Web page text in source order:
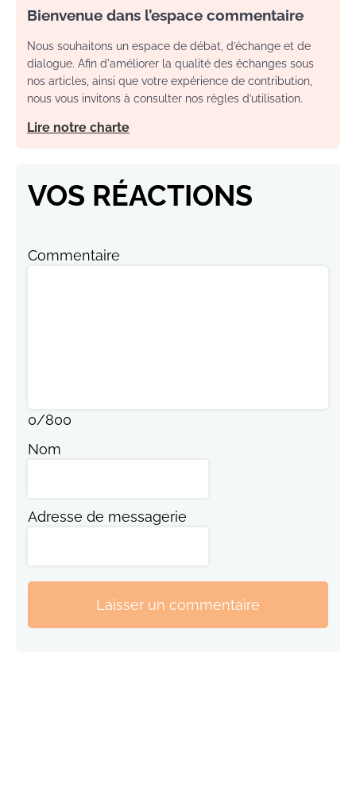
Bienvenue dans l’espace commentaire
Nous souhaitons un espace de débat, d’échange et de
dialogue. Afin d'améliorer la qualité des échanges sous
nos articles, ainsi que votre expérience de contribution,
nous vous invitons à consulter nos règles d’utilisation.
Lire notre charte
VOS RÉACTIONS
Commentaire
0/800
Nom
Adresse de messagerie
Laisser un commentaire